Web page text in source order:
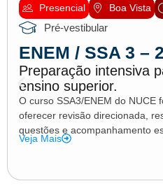
Presencial Boa Vista
Pré-vestibular
ENEM / SSA 3 –
Preparação intensiva
ensino superior.
O curso SSA3/ENEM do NUCE
oferecer revisão direcionada,
questões e acompanhamento
Veja Mais